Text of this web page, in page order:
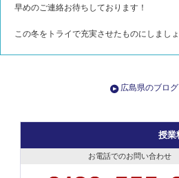
早めのご連絡お待ちしております！
この冬をトライで充実させたものにしましょ
広島県のブロ
授業
お電話でのお問い合わせ